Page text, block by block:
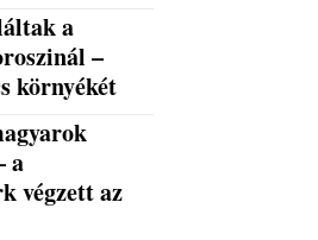
a
–
környékét
a
végzett az